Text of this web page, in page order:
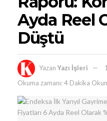
Ayda Reel
Düştü
Yazan Yazı İşleri
Okuma zamanı: 4 Dakika